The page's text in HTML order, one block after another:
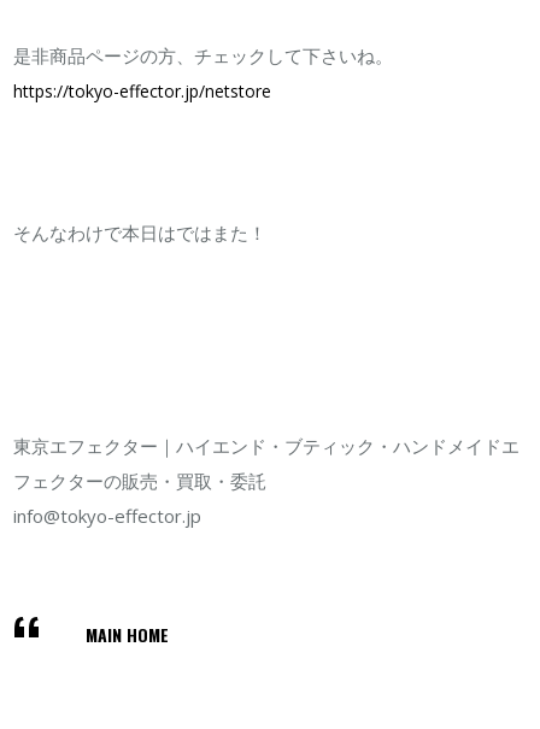
是非商品ページの方、チェックして下さいね。
https://tokyo-effector.jp/netstore
そんなわけで本日はではまた！
東京エフェクター｜ハイエンド・ブティック・ハンドメイドエ
フェクターの販売・買取・委託
info@tokyo-effector.jp
MAIN HOME